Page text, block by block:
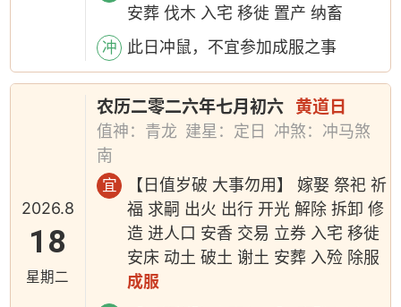
安葬 伐木 入宅 移徙 置产 纳畜
冲 此日冲鼠，不宜参加成服之事
2026.8
18
星期二
农历二零二六年七月初六 黄道日
值神：青龙 建星：定日
冲煞：冲马煞
南
宜
【日值岁破 大事勿用】 嫁娶 祭祀 祈
福 求嗣 出火 出行 开光 解除 拆卸 修
造 进人口 安香 交易 立券 入宅 移徙
安床 动土 破土 谢土 安葬 入殓 除服
成服